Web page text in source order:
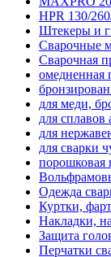
HPR 130/
Штекеры и
Сварочные
Сварочная
омедненная
для меди,
для
для
для сварки
порошковая
Одежда
Куртки,
Накладки,
Защита
Перчатки